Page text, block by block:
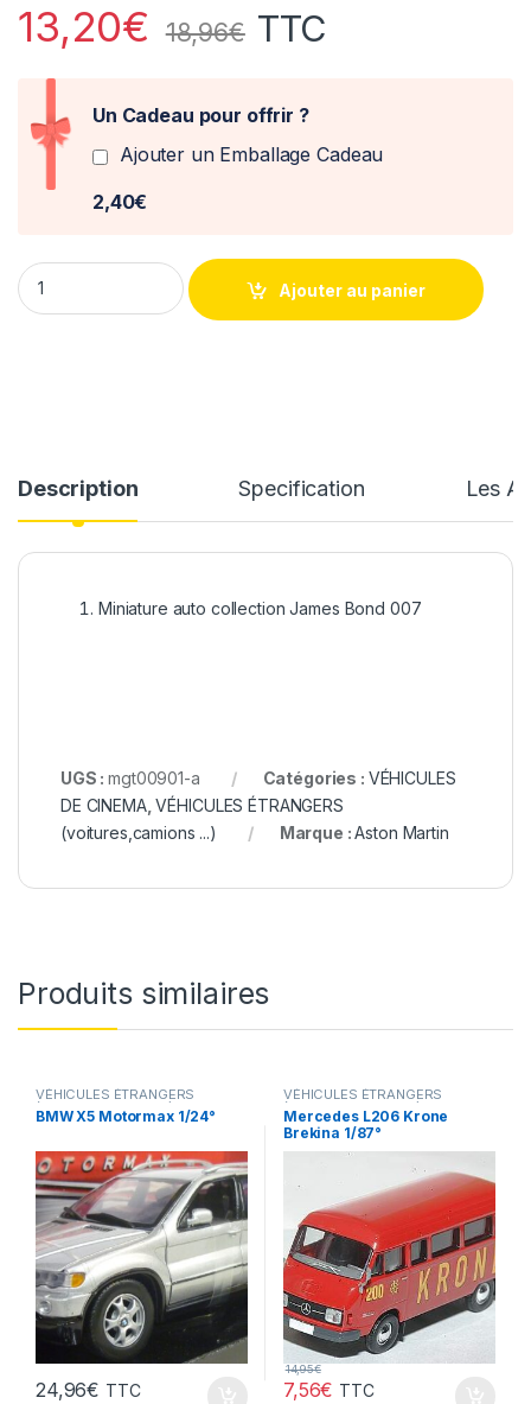
13,20€ 18,96€ TTC
Un Cadeau pour offrir ?
Ajouter un Emballage Cadeau
2,40€
Aston Martin DB5 James Bond Thunderball blister anglais -
Ajouter au panier
Description Specification Les
Miniature auto collection James Bond 007
UGS :mgt00901-a Catégories : VÉHICULES
DE CINEMA,VÉHICULES ÉTRANGERS
(voitures,camions ...)
Marque :Aston Martin
Produits similaires
VÉHICULES ÉTRANGERS
(voitures,camions ...)
BMW X5 Motormax 1/24°
24,96€ TTC
VÉHICULES ÉTRANGERS
(voitures,camions ...)
Mercedes L206 Krone
Brekina 1/87°
7,56€
14,95€
TTC